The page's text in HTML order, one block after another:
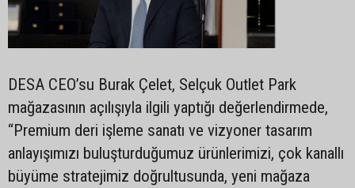
DESA CEO’su Burak Çelet, Selçuk Outlet Park
mağazasının açılışıyla ilgili yaptığı değerlendirmede,
“Premium deri işleme sanatı ve vizyoner tasarım
anlayışımızı buluşturduğumuz ürünlerimizi, çok kanallı
büyüme stratejimiz doğrultusunda, yeni mağaza